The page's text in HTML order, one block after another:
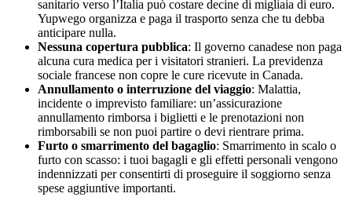
sanitario verso l’Italia può costare decine di migliaia di euro.
Yupwego organizza e paga il trasporto senza che tu debba
anticipare nulla.
Nessuna copertura pubblica: Il governo canadese non paga
alcuna cura medica per i visitatori stranieri. La previdenza
sociale francese non copre le cure ricevute in Canada.
Annullamento o interruzione del viaggio: Malattia,
incidente o imprevisto familiare: un’assicurazione
annullamento rimborsa i biglietti e le prenotazioni non
rimborsabili se non puoi partire o devi rientrare prima.
Furto o smarrimento del bagaglio: Smarrimento in scalo o
furto con scasso: i tuoi bagagli e gli effetti personali vengono
indennizzati per consentirti di proseguire il soggiorno senza
spese aggiuntive importanti.